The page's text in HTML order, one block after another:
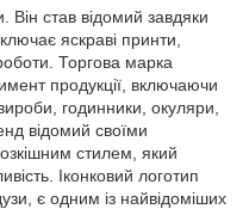
Він став відомий завдяки
яскраві принти,
Торгова марка
продукції, включаючи
годинники, окуляри,
відомий своїми
стилем, який
Іконковий логотип
є одним із найвідоміших